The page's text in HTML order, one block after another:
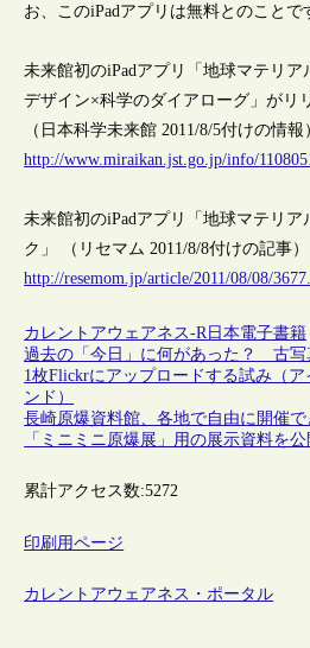
お、このiPadアプリは無料とのことで
未来館初のiPadアプリ「地球マテリア
デザイン×科学のダイアローグ」がリ
（日本科学未来館 2011/8/5付けの情報
http://www.miraikan.jst.go.jp/info/
未来館初のiPadアプリ「地球マテリア
ク」 （リセマム 2011/8/8付けの記事）
http://resemom.jp/article/2011/08/08/
カレントアウェアネス-R日本電子書籍
過去の「今日」に何があった？ 古写
1枚Flickrにアップロードする試み（ア
ンド）
長崎原爆資料館、各地で自由に開催で
「ミニミニ原爆展」用の展示資料を公
累計アクセス数:5272
印刷用ページ
カレントアウェアネス・ポータル